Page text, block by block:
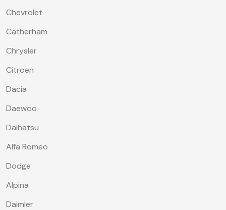
Chevrolet
Catherham
Chrysler
Citroen
Dacia
Daewoo
Daihatsu
Alfa Romeo
Dodge
Alpina
Daimler